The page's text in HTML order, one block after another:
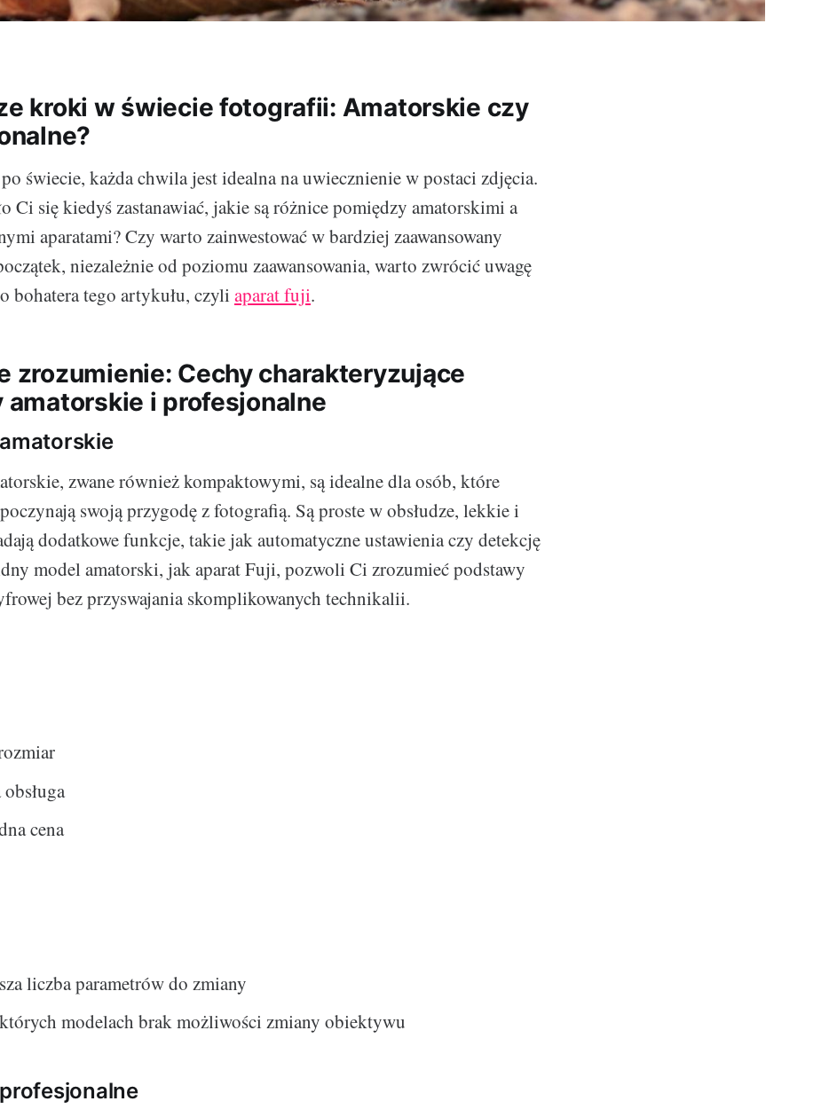
kroki w świecie fotografii: Amatorskie czy
świecie, każda chwila jest idealna na uwiecznienie w postaci zdjęcia.
Ci się kiedyś zastanawiać, jakie są różnice pomiędzy amatorskimi a
aparatami? Czy warto zainwestować w bardziej zaawansowany
niezależnie od poziomu zaawansowania, warto zwrócić uwagę
bohatera tego artykułu, czyli aparat fuji.
zrozumienie: Cechy charakteryzujące
amatorskie i profesjonalne
zwane również kompaktowymi, są idealne dla osób, które
swoją przygodę z fotografią. Są proste w obsłudze, lekkie i
dodatkowe funkcje, takie jak automatyczne ustawienia czy detekcję
model amatorski, jak aparat Fuji, pozwoli Ci zrozumieć podstawy
bez przyswajania skomplikowanych technikalii.
cena
liczba parametrów do zmiany
modelach brak możliwości zmiany obiektywu